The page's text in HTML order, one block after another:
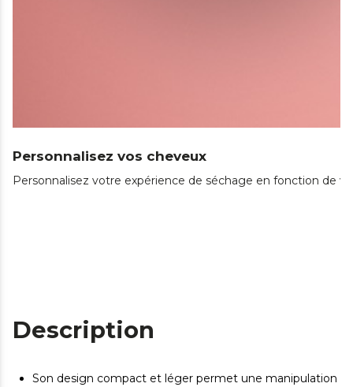
Personnalisez vos cheveux
Personnalisez votre expérience de séchage en fonction de
Description
Son design compact et léger permet une manipulation